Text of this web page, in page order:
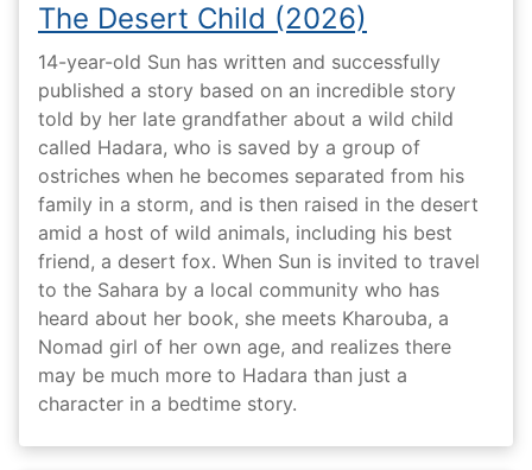
The Desert Child (2026)
14-year-old Sun has written and successfully
published a story based on an incredible story
told by her late grandfather about a wild child
called Hadara, who is saved by a group of
ostriches when he becomes separated from his
family in a storm, and is then raised in the desert
amid a host of wild animals, including his best
friend, a desert fox. When Sun is invited to travel
to the Sahara by a local community who has
heard about her book, she meets Kharouba, a
Nomad girl of her own age, and realizes there
may be much more to Hadara than just a
character in a bedtime story.